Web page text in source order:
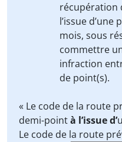
récupération
l’issue d’une
mois, sous
commettre
infraction
de point(s).
« Le code de la route
demi-pointà l’issue d’
Le code de la route